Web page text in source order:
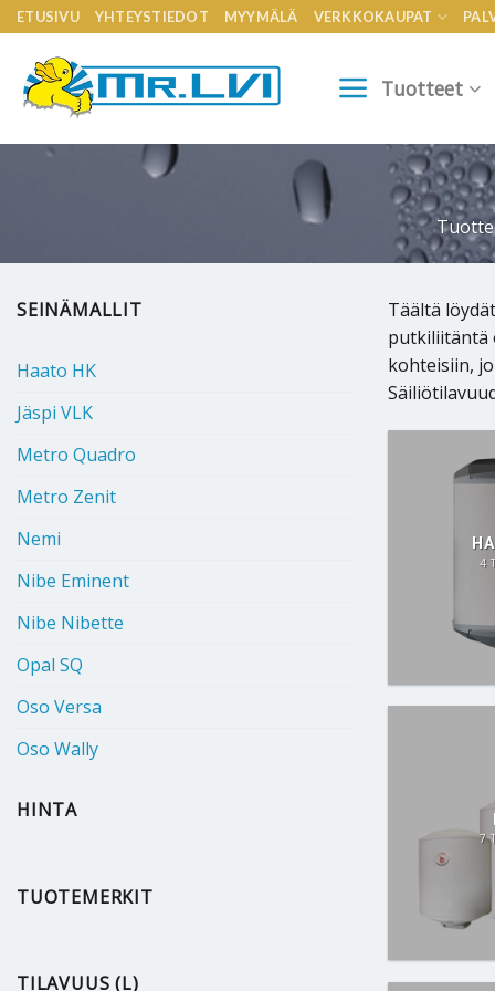
Skip
to
content
ETUSIVU YHTEYSTIEDOT MYYMÄLÄ VERKKOKAUPAT
Tuotteet
SEINÄMALLIT
Haato HK
Jäspi VLK
Metro Quadro
Metro Zenit
Nemi
Nibe Eminent
Nibe Nibette
Opal SQ
Oso Versa
Oso Wally
HINTA
TUOTEMERKIT
TILAVUUS (L)
Täältä
putkiliitäntä
kohteisiin,
4
7